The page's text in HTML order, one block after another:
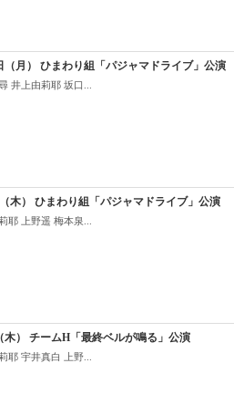
（月） ひまわり組「パジャマドライブ」公演
井上由莉耶 坂口...
木） ひまわり組「パジャマドライブ」公演
耶 上野遥 梅本泉...
木） チームH「最終ベルが鳴る」公演
耶 宇井真白 上野...